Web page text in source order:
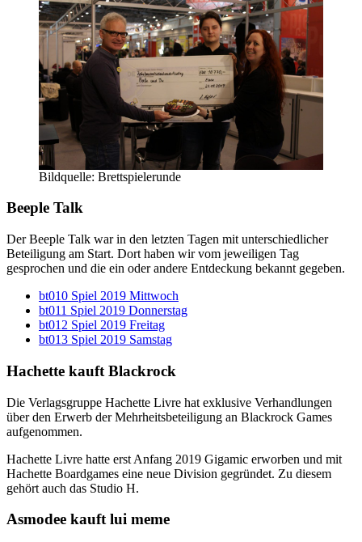
Bildquelle: Brettspielerunde
Beeple Talk
Der Beeple Talk war in den letzten Tagen mit unterschiedlicher
Beteiligung am Start. Dort haben wir vom jeweiligen Tag
gesprochen und die ein oder andere Entdeckung bekannt gegeben.
bt010 Spiel 2019 Mittwoch
bt011 Spiel 2019 Donnerstag
bt012 Spiel 2019 Freitag
bt013 Spiel 2019 Samstag
Hachette kauft Blackrock
Die Verlagsgruppe Hachette Livre hat exklusive Verhandlungen
über den Erwerb der Mehrheitsbeteiligung an Blackrock Games
aufgenommen.
Hachette Livre hatte erst Anfang 2019 Gigamic erworben und mit
Hachette Boardgames eine neue Division gegründet. Zu diesem
gehört auch das Studio H.
Asmodee kauft lui meme